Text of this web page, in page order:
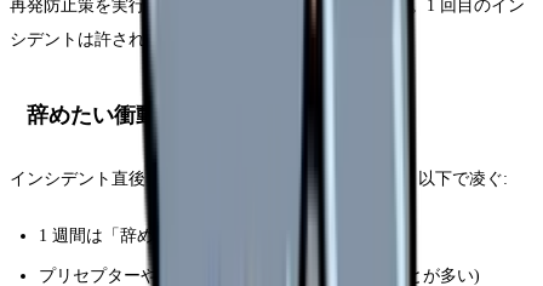
再発防止策を実行して、2 回目・3 回目を起こさない。1 回目のイン
シデントは許される、繰り返しは信頼を失う。
辞めたい衝動への対処
インシデント直後 1 週間以内は判断力が低下しとる。以下で凌ぐ:
1 週間は「辞める / 続ける」を考えない
プリセプターや同期に事実を話す (共感されることが多い)